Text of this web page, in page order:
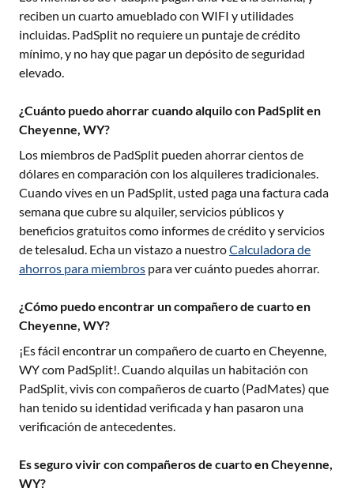
reciben un cuarto amueblado con WIFI y utilidades
incluidas. PadSplit no requiere un puntaje de crédito
mínimo, y no hay que pagar un depósito de seguridad
elevado.
¿Cuánto puedo ahorrar cuando alquilo con PadSplit en
Cheyenne, WY?
Los miembros de PadSplit pueden ahorrar cientos de
dólares en comparación con los alquileres tradicionales.
Cuando vives en un PadSplit, usted paga una factura cada
semana que cubre su alquiler, servicios públicos y
beneficios gratuitos como informes de crédito y servicios
de telesalud. Echa un vistazo a nuestroCalculadora de
ahorros para miembros para ver cuánto puedes ahorrar.
¿Cómo puedo encontrar un compañero de cuarto en
Cheyenne, WY?
¡Es fácil encontrar un compañero de cuarto en Cheyenne,
WYcom PadSplit!. Cuando alquilas un habitación con
PadSplit, vivis con compañeros de cuarto (PadMates) que
han tenido su identidad verificada y han pasaron una
verificación de antecedentes.
Es seguro vivir con compañeros de cuarto en Cheyenne,
WY?